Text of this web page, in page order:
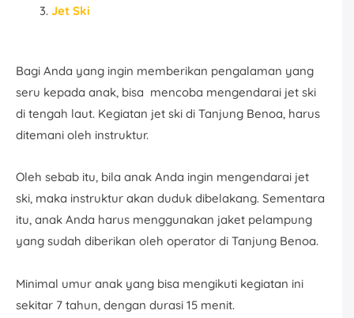
Jet Ski
Bagi Anda yang ingin memberikan pengalaman yang
seru kepada anak, bisa mencoba mengendarai jet ski
di tengah laut. Kegiatan jet ski di Tanjung Benoa, harus
ditemani oleh instruktur.
Oleh sebab itu, bila anak Anda ingin mengendarai jet
ski, maka instruktur akan duduk dibelakang. Sementara
itu, anak Anda harus menggunakan jaket pelampung
yang sudah diberikan oleh operator di Tanjung Benoa.
Minimal umur anak yang bisa mengikuti kegiatan ini
sekitar 7 tahun, dengan durasi 15 menit.